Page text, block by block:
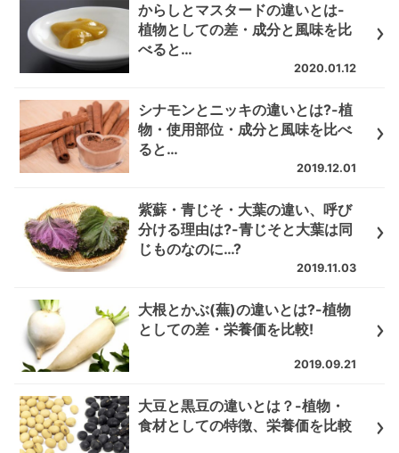
からしとマスタードの違いとは-
植物としての差・成分と風味を比
べると…
2020.01.12
シナモンとニッキの違いとは?-植
物・使用部位・成分と風味を比べ
ると…
2019.12.01
紫蘇・青じそ・大葉の違い、呼び
分ける理由は?-青じそと大葉は同
じものなのに…?
2019.11.03
大根とかぶ(蕪)の違いとは?-植物
としての差・栄養価を比較!
2019.09.21
大豆と黒豆の違いとは？-植物・
食材としての特徴、栄養価を比較